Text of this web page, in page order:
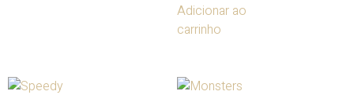
Adicionar ao
carrinho